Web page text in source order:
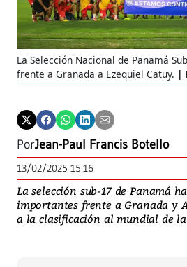
La Selección Nacional de Panamá
frente a Granada a Ezequiel Catuy.
PorJean-Paul Francis Botello
13/02/2025 15:16
La selección sub-17 de Panamá
importantes frente a Granada y
a la clasificación al mundial de